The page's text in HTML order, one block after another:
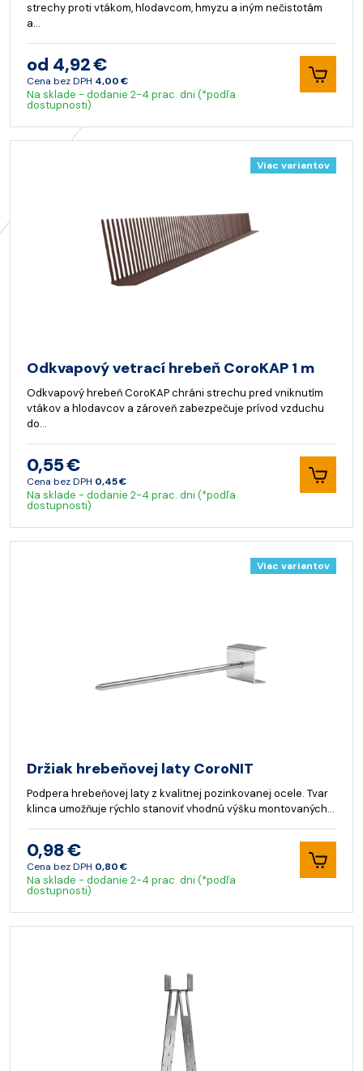
strechy proti vtákom, hlodavcom, hmyzu a iným nečistotám
a…
od 4,92 €
Cena bez DPH 4,00 €
Na sklade - dodanie 2-4 prac. dni (*podľa
dostupnosti)
Viac variantov
Odkvapový vetrací hrebeň CoroKAP 1 m
Odkvapový hrebeň CoroKAP chráni strechu pred vniknutím
vtákov a hlodavcov a zároveň zabezpečuje prívod vzduchu
do…
0,55 €
Cena bez DPH 0,45 €
Na sklade - dodanie 2-4 prac. dni (*podľa
dostupnosti)
Viac variantov
Držiak hrebeňovej laty CoroNIT
Podpera hrebeňovej laty z kvalitnej pozinkovanej ocele. Tvar
klinca umožňuje rýchlo stanoviť vhodnú výšku montovaných…
0,98 €
Cena bez DPH 0,80 €
Na sklade - dodanie 2-4 prac. dni (*podľa
dostupnosti)